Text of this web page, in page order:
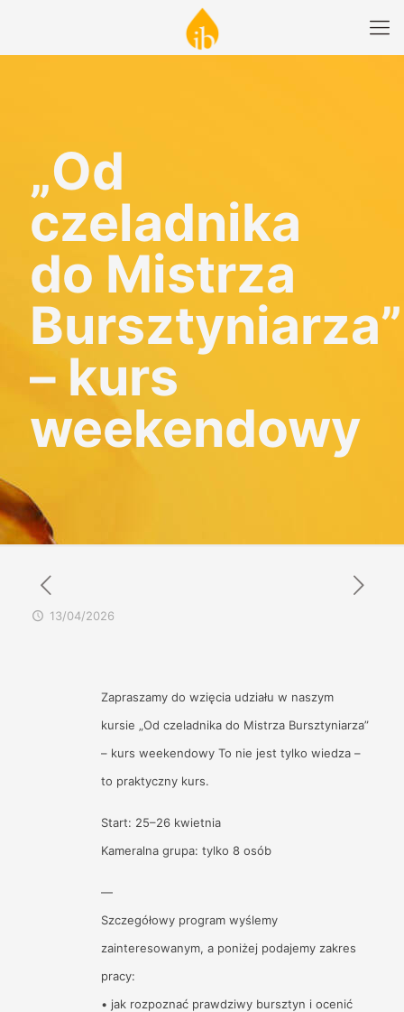
„Od
czeladnika
do Mistrza
Bursztyniarza”
– kurs
weekendowy
13/04/2026
Zapraszamy do wzięcia udziału w naszym
kursie „Od czeladnika do Mistrza Bursztyniarza”
– kurs weekendowy To nie jest tylko wiedza –
to praktyczny kurs.
Start: 25–26 kwietnia
Kameralna grupa: tylko 8 osób
—
Szczegółowy program wyślemy
zainteresowanym, a poniżej podajemy zakres
pracy:
• jak rozpoznać prawdziwy bursztyn i ocenić